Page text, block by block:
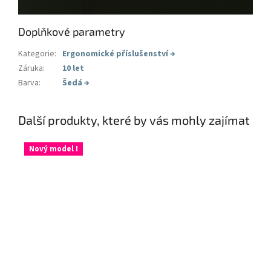
Doplňkové parametry
Kategorie: Ergonomické příslušenství→
Záruka:
10 let
Barva: Šedá →
Další produkty, které by vás mohly zajímat
Nový model !